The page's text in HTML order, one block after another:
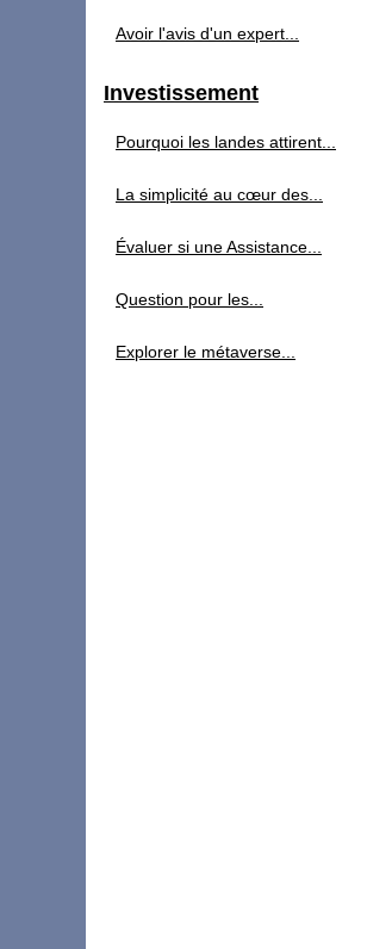
Avoir l'avis d'un expert...
Investissement
Pourquoi les landes attirent...
La simplicité au cœur des...
Évaluer si une Assistance...
Question pour les...
Explorer le métaverse...